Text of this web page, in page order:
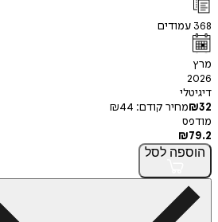
368 עמודים
מרץ
2026
דיגיטלי
₪32 מחיר קודם: ₪44
מודפס
₪79.2
הוספה לסל